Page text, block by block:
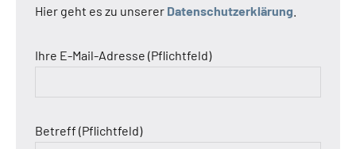
Hier geht es zu unserer Datenschutzerklärung
Ihre E-Mail-Adresse (Pflichtfeld)
Betreff (Pflichtfeld)